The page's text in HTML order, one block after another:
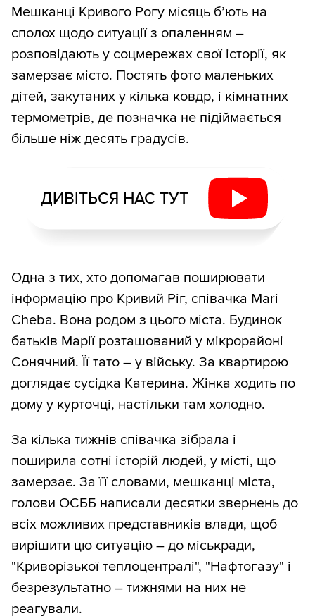
Мешканці Кривого Рогу місяць б’ють на
сполох щодо ситуації з опаленням –
розповідають у соцмережах свої історії, як
замерзає місто. Постять фото маленьких
дітей, закутаних у кілька ковдр, і кімнатних
термометрів, де позначка не підіймається
більше ніж десять градусів.
ДИВІТЬСЯ НАС ТУТ
Одна з тих, хто допомагав поширювати
інформацію про Кривий Ріг, співачка Mari
Cheba. Вона родом з цього міста. Будинок
батьків Марії розташований у мікрорайоні
Сонячний. Її тато – у війську. За квартирою
доглядає сусідка Катерина. Жінка ходить по
дому у курточці, настільки там холодно.
За кілька тижнів співачка зібрала і
поширила сотні історій людей, у місті, що
замерзає. За її словами, мешканці міста,
голови ОСББ написали десятки звернень до
всіх можливих представників влади, щоб
вирішити цю ситуацію – до міськради,
"Криворізької теплоцентралі", "Нафтогазу" і
безрезультатно – тижнями на них не
реагували.